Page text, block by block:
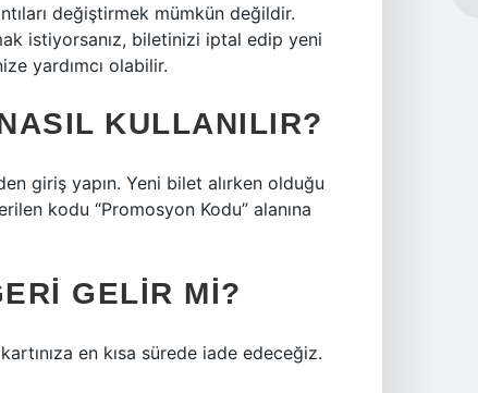
değiştirmek mümkün değildir.
istiyorsanız, biletinizi iptal edip yeni
yardımcı olabilir.
KULLANILIR?
giriş yapın. Yeni bilet alırken olduğu
kodu “Promosyon Kodu” alanına
GELIR MI?
en kısa sürede iade edeceğiz.